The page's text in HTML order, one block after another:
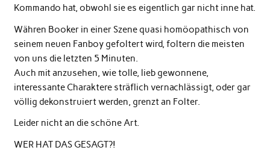
Kommando hat, obwohl sie es eigentlich gar nicht inne hat.
Währen Booker in einer Szene quasi homöopathisch von
seinem neuen Fanboy gefoltert wird, foltern die meisten
von uns die letzten 5 Minuten.
Auch mit anzusehen, wie tolle, lieb gewonnene,
interessante Charaktere sträflich vernachlässigt, oder gar
völlig dekonstruiert werden, grenzt an Folter.
Leider nicht an die schöne Art.
WER HAT DAS GESAGT?!